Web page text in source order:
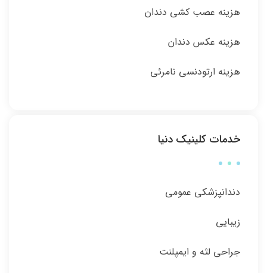
هزینه عصب کشی دندان
هزینه عکس دندان
هزینه ارتودنسی نامرئی
خدمات کلینیک دنیا
دندانپزشکی عمومی
زیبایی
جراحی لثه و ایمپلنت